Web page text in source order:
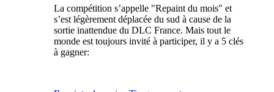
La compétition s’appelle "Repaint du mois" et
s’est légèrement déplacée du sud à cause de la
sortie inattendue du DLC France. Mais tout le
monde est toujours invité à participer, il y a 5 clés
à gagner: